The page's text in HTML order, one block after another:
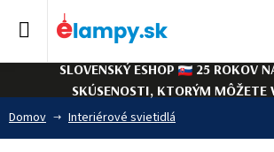
SLOVENSKÝ ESHOP
25 ROKOV
SKÚSENOSTI, KTORÝM MÔŽETE
Domov Interiérové svietidlá